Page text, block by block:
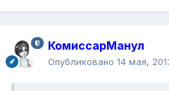
КомиссарМанул
Опубликовано 14 мая,